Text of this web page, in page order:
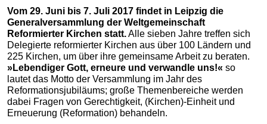
Vom 29. Juni bis 7. Juli 2017 findet in Leipzig die
Generalversammlung der Weltgemeinschaft
Reformierter Kirchen statt.Alle sieben Jahre treffen sich
Delegierte reformierter Kirchen aus über 100 Ländern und
225 Kirchen, um über ihre gemeinsame Arbeit zu beraten.
»Lebendiger Gott, erneure und verwandle uns!« so
lautet das Motto der Versammlung im Jahr des
Reformationsjubiläums; große Themenbereiche werden
dabei Fragen von Gerechtigkeit, (Kirchen)-Einheit und
Erneuerung (Reformation) behandeln.